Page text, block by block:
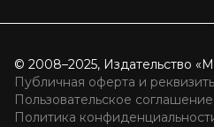
© 2008–2025, Издательство
Публичная оферта и
Пользовательское соглашение
Политика